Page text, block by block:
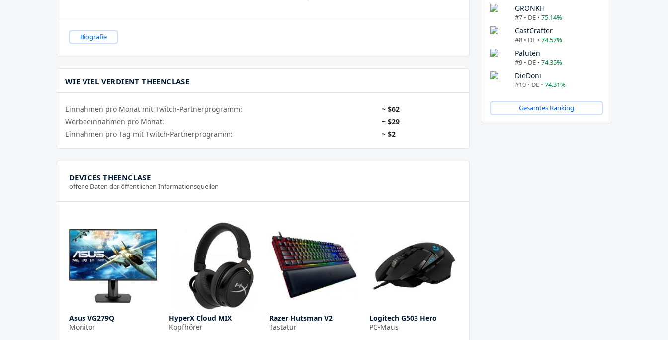
Biografie
WIE VIEL VERDIENT THEENCLASE
Einnahmen pro Monat mit Twitch-Partnerprogramm:
~ $62
Werbeeinnahmen pro Monat:
~ $29
Einnahmen pro Tag mit Twitch-Partnerprogramm:
~ $2
DEVICES THEENCLASE
offene Daten der öffentlichen Informationsquellen
Asus VG279Q
Monitor
HyperX Cloud MIX
Kopfhörer
Razer Hutsman V2
Tastatur
Logitech G503 Hero
PC-Maus
GRONKH
#7 • DE • 75.14%
CastCrafter
#8 • DE • 74.57%
Paluten
#9 • DE • 74.35%
DieDoni
#10 • DE • 74.31%
Gesamtes Ranking